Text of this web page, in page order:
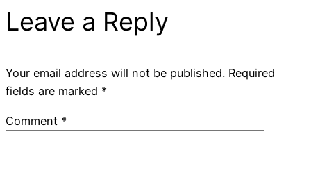
Leave a Reply
Your email address will not be published. Required
fields are marked *
Comment *